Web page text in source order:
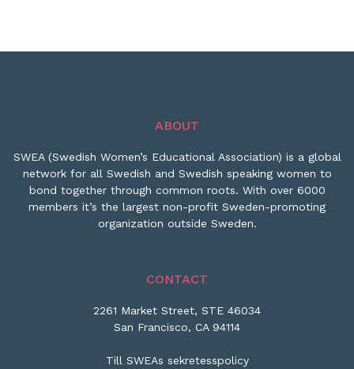
ABOUT
SWEA (Swedish Women’s Educational Association) is a global
network for all Swedish and Swedish speaking women to
bond together through common roots. With over 6000
members it’s the largest non-profit Sweden-promoting
organization outside Sweden.
CONTACT
2261 Market Street, STE 46034
San Francisco, CA 94114
Till SWEAs sekretesspolicy